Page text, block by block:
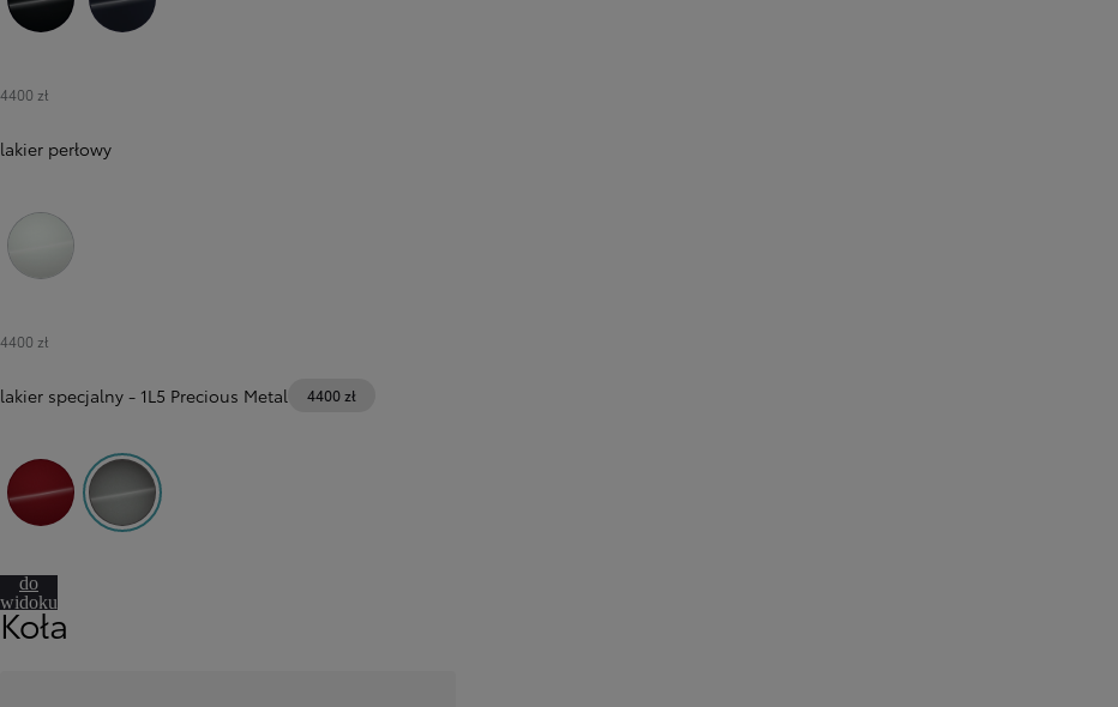
81 900 zł
Yaris Cross
4400 zł
lakier perłowy
4400 zł
lakier specjalny - 1L5 Precious Metal 4400 zł
3U5 Imperial Red1L5 Precious Metal
do
widoku
360º
Koła